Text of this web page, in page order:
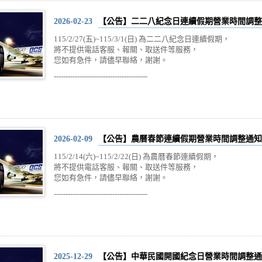
2026-02-23
【公告】二二八紀念日連續假期營業時間調
115/2/27(五)~115/3/1(日) 為二二八紀念日連續假期，
將不提供電話客服、報關、取送件等服務，
您如有急件，請儘早聯絡，謝謝。
----------------------------------------
2026-02-09
【公告】農曆春節連續假期營業時間調整通知
115/2/14(六)~115/2/22(日) 為農曆春節連續假期，
將不提供電話客服、報關、取送件等服務，
您如有急件，請儘早聯絡，謝謝。
----------------------------------------
2025-12-29 【公告】中華民國開國紀念日營業時間調整